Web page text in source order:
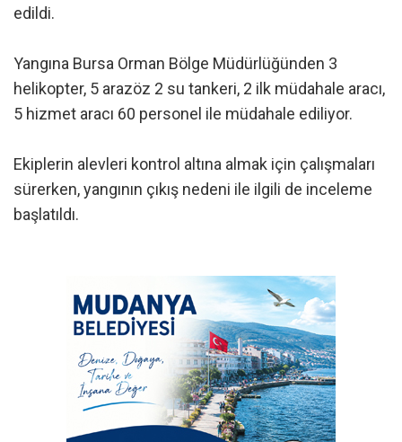
edildi.
Yangına Bursa Orman Bölge Müdürlüğünden 3
helikopter, 5 arazöz 2 su tankeri, 2 ilk müdahale aracı,
5 hizmet aracı 60 personel ile müdahale ediliyor.
Ekiplerin alevleri kontrol altına almak için çalışmaları
sürerken, yangının çıkış nedeni ile ilgili de inceleme
başlatıldı.